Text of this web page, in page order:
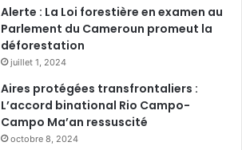
Alerte : La Loi forestière en examen au
Parlement du Cameroun promeut la
déforestation
juillet 1, 2024
Aires protégées transfrontaliers :
L’accord binational Rio Campo-
Campo Ma’an ressuscité
octobre 8, 2024